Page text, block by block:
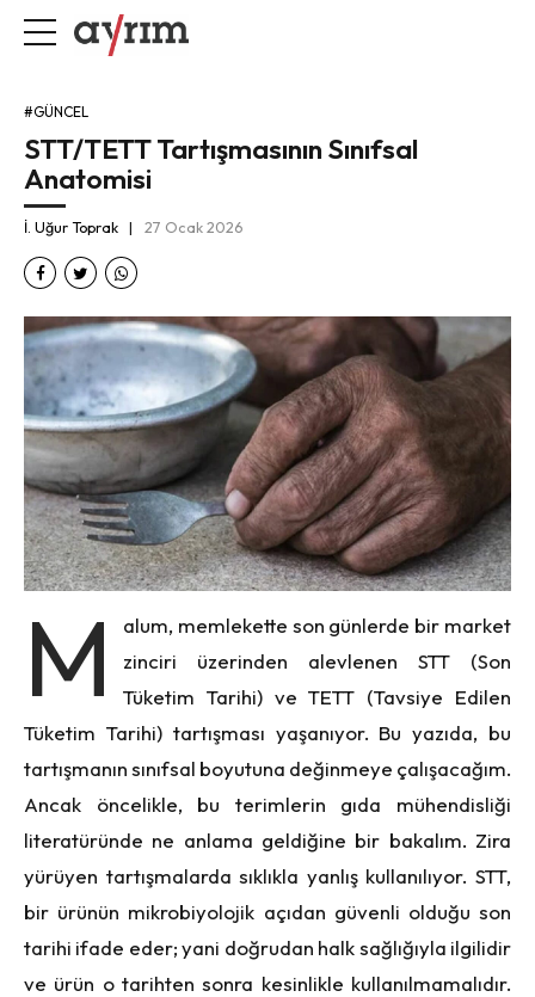
#GÜNCEL
STT/TETT Tartışmasının Sınıfsal
Anatomisi
İ. Uğur Toprak 27 Ocak 2026
M
alum, memlekette son günlerde bir market
zinciri üzerinden alevlenen STT (Son
Tüketim Tarihi) ve TETT (Tavsiye Edilen
Tüketim Tarihi) tartışması yaşanıyor. Bu yazıda, bu
tartışmanın sınıfsal boyutuna değinmeye çalışacağım.
Ancak öncelikle, bu terimlerin gıda mühendisliği
literatüründe ne anlama geldiğine bir bakalım. Zira
yürüyen tartışmalarda sıklıkla yanlış kullanılıyor. STT,
bir ürünün mikrobiyolojik açıdan güvenli olduğu son
tarihi ifade eder; yani doğrudan halk sağlığıyla ilgilidir
ve ürün o tarihten sonra kesinlikle kullanılmamalıdır.